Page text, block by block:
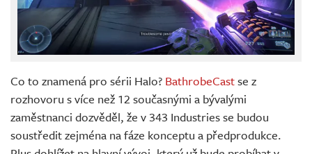
Co to znamená pro sérii Halo? BathrobeCastse z
rozhovoru s více než 12 současnými a bývalými
zaměstnanci dozvěděl, že v 343 Industries se budou
soustředit zejména na fáze konceptu a předprodukce.